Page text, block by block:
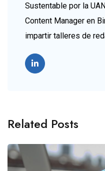
Sustentable por la
Content Manager en
impartir talleres de
Related Posts